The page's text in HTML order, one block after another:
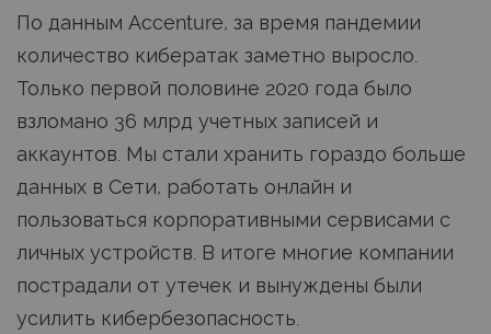
По данным Accenture, за время пандемии
количество кибератак заметно выросло.
Только первой половине 2020 года было
взломано 36 млрд учетных записей и
аккаунтов. Мы стали хранить гораздо больше
данных в Сети, работать онлайн и
пользоваться корпоративными сервисами с
личных устройств. В итоге многие компании
пострадали от утечек и вынуждены были
усилить кибербезопасность.